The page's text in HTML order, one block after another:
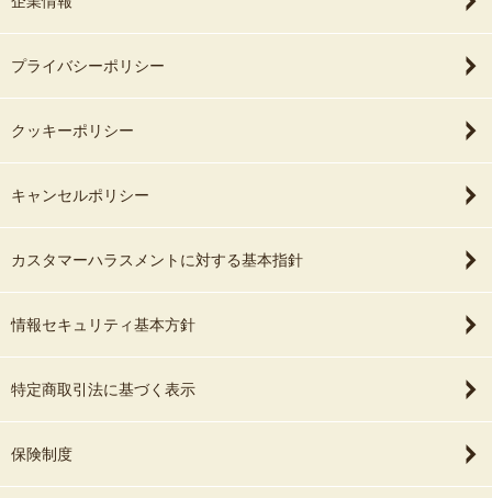
プライバシーポリシー
クッキーポリシー
キャンセルポリシー
カスタマーハラスメントに対する基本指針
情報セキュリティ基本方針
特定商取引法に基づく表示
保険制度